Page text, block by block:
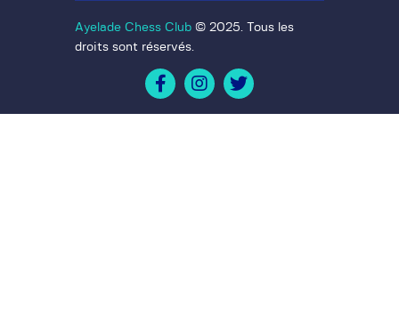
Ayelade Chess Club © 2025. Tous les
droits sont réservés.